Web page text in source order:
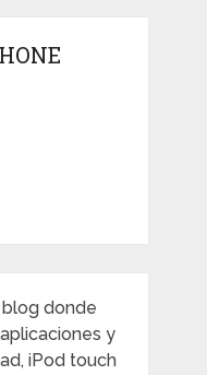
donde
y
iPod touch